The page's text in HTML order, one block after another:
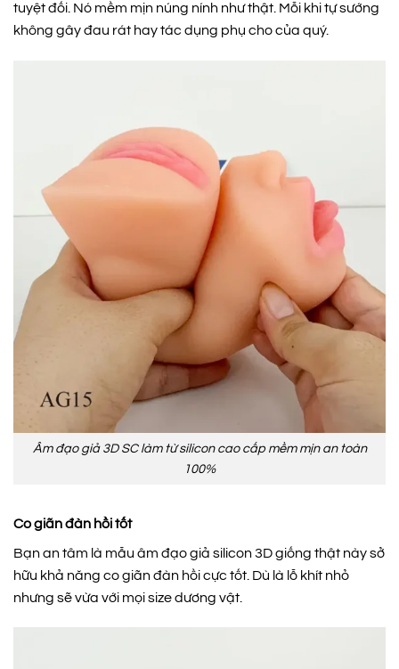
tuyệt đối. Nó mềm mịn núng nính như thật. Mỗi khi tự sướng
không gây đau rát hay tác dụng phụ cho của quý.
Âm đạo giả 3D SC làm từ silicon cao cấp mềm mịn an toàn
100%
Co giãn đàn hồi tốt
Bạn an tâm là mẫu âm đạo giả silicon 3D giống thật này sở
hữu khả năng co giãn đàn hồi cực tốt. Dù là lỗ khít nhỏ
nhưng sẽ vừa với mọi size dương vật.